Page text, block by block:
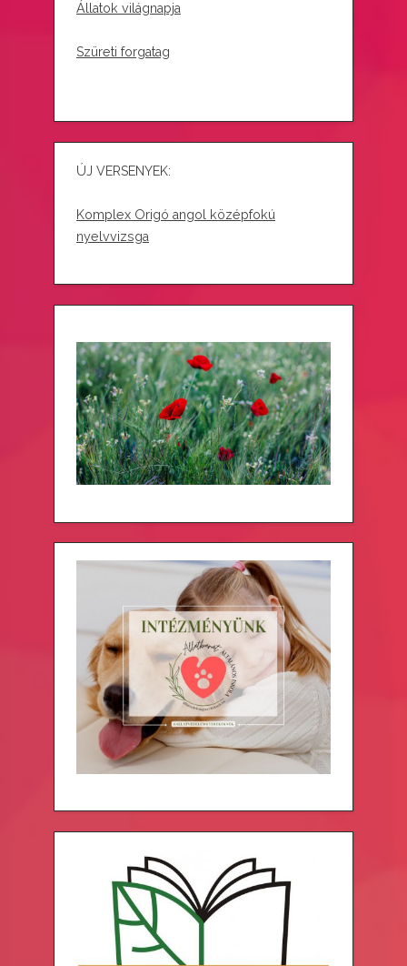
Állatok világnapja
Szüreti forgatag
ÚJ VERSENYEK:
Komplex Origó angol középfokú
nyelvvizsga